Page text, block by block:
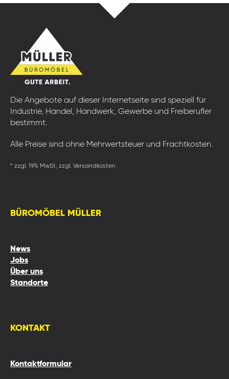
Die Angebote auf dieser Internetseite sind speziell für
Industrie, Handel, Handwerk, Gewerbe und Freiberufler
bestimmt.
Alle Preise sind ohne Mehrwertsteuer und Frachtkosten.
* zzgl. 19% MwSt, zzgl. Versandkosten
BÜROMÖBEL MÜLLER
News
Jobs
Über uns
Standorte
KONTAKT
Kontaktformular